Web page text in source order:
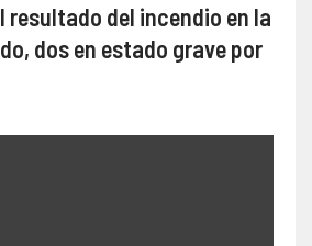
resultado del incendio en la
dos en estado grave por